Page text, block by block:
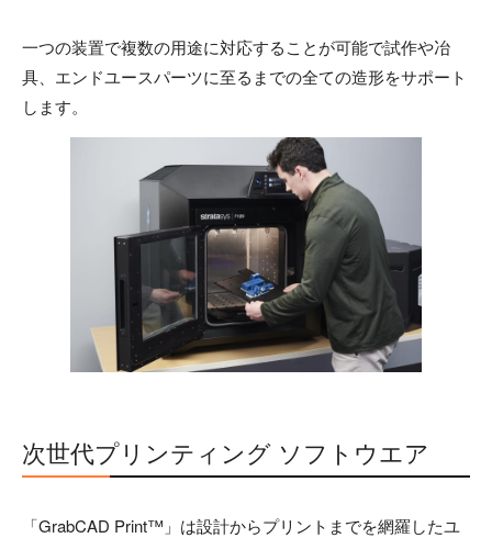
一つの装置で複数の用途に対応することが可能で試作や冶
具、エンドユースパーツに至るまでの全ての造形をサポート
します。
次世代プリンティング ソフトウエア
「GrabCAD Print™」は設計からプリントまでを網羅したユ